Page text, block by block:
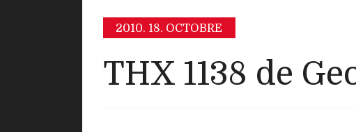
2010. 18. OCTOBRE
THX 1138 de